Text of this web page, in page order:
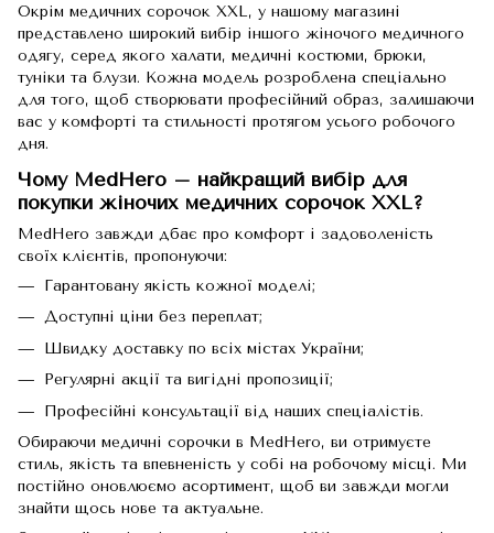
Окрім медичних сорочок XXL, у нашому магазині
представлено широкий вибір іншого жіночого медичного
одягу, серед якого халати, медичні костюми, брюки,
туніки та блузи. Кожна модель розроблена спеціально
для того, щоб створювати професійний образ, залишаючи
вас у комфорті та стильності протягом усього робочого
дня.
Чому MedHero – найкращий вибір для
покупки жіночих медичних сорочок XXL?
MedHero завжди дбає про комфорт і задоволеність
своїх клієнтів, пропонуючи:
Гарантовану якість кожної моделі;
Доступні ціни без переплат;
Швидку доставку по всіх містах України;
Регулярні акції та вигідні пропозиції;
Професійні консультації від наших спеціалістів.
Обираючи медичні сорочки в MedHero, ви отримуєте
стиль, якість та впевненість у собі на робочому місці. Ми
постійно оновлюємо асортимент, щоб ви завжди могли
знайти щось нове та актуальне.